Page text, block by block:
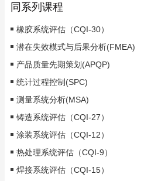
同系列课程
橡胶系统评估（CQI-30）
潜在失效模式与后果分析(FMEA)
产品质量先期策划(APQP)
统计过程控制(SPC)
测量系统分析(MSA)
铸造系统评估（CQI-27）
涂装系统评估（CQI-12）
热处理系统评估（CQI-9）
焊接系统评估（CQI-15）